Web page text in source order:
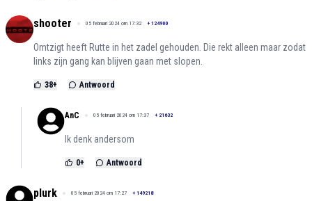
shooter 05 februari 2024 om 17:32 + 124900
Omtzigt heeft Rutte in het zadel gehouden. Die rekt alleen maar zodat
links zijn gang kan blijven gaan met slopen.
38+ Antwoord
AnC 05 februari 2024 om 17:37 + 21632
Ik denk andersom
0+ Antwoord
plurk 05 februari 2024 om 17:27 + 149218